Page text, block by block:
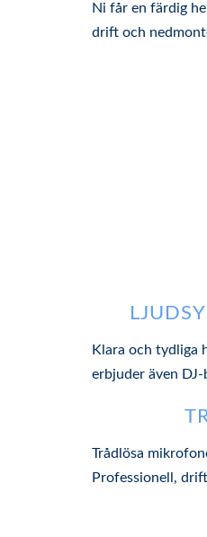
Ni får en färdig
drift och
Klara och tydliga
erbjuder även
Trådlösa
Professionell,